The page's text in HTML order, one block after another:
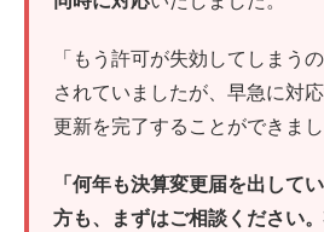
「もう許可が失効してしまう
されていましたが、早急に対
更新を完了することができまし
「何年も決算変更届を出して
方も、まずはご相談ください